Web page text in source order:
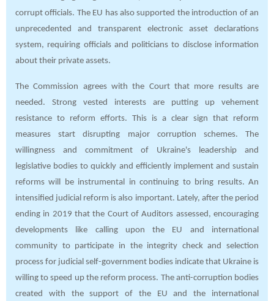
corrupt officials. The EU has also supported the introduction of an
unprecedented and transparent electronic asset declarations
system, requiring officials and politicians to disclose information
about their private assets.
The Commission agrees with the Court that more results are
needed. Strong vested interests are putting up vehement
resistance to reform efforts. This is a clear sign that reform
measures start disrupting major corruption schemes. The
willingness and commitment of Ukraine's leadership and
legislative bodies to quickly and efficiently implement and sustain
reforms will be instrumental in continuing to bring results. An
intensified judicial reform is also important. Lately, after the period
ending in 2019 that the Court of Auditors assessed, encouraging
developments like calling upon the EU and international
community to participate in the integrity check and selection
process for judicial self-government bodies indicate that Ukraine is
willing to speed up the reform process. The anti-corruption bodies
created with the support of the EU and the international